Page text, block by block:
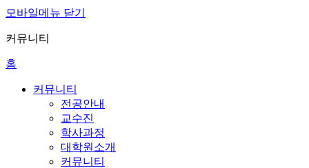
모바일메뉴 닫기
커뮤니티
홈
커뮤니티
전공안내
교수진
학사과정
대학원소개
커뮤니티